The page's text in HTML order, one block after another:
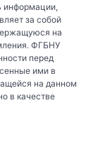
информации,
за собой
на
ФГБНУ
перед
ими в
на данном
в качестве